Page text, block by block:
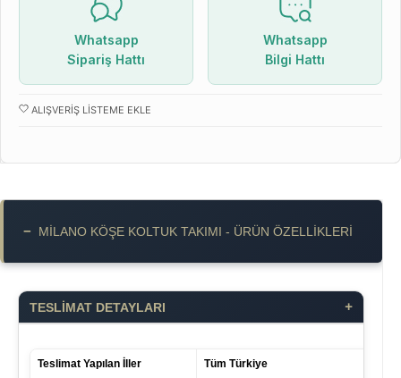
Whatsapp
Sipariş Hattı
Whatsapp
Bilgi Hattı
ALIŞVERIŞ LISTEME EKLE
− MILANO KÖŞE KOLTUK TAKIMI - ÜRÜN ÖZELLIKLERI
TESLİMAT DETAYLARI +
Teslimat Yapılan İller Tüm Türkiye